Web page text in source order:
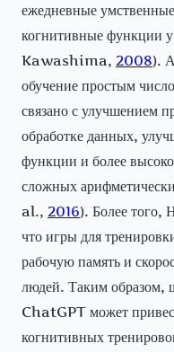
ежедневные
когнитивные
Kawashima, 2008).
обучение простым
связано с улучшением
обработке данных,
функции и более
сложных
al., 2016). Более того,
что игры для
рабочую память и
людей. Таким образом,
ChatGPT может
когнитивных